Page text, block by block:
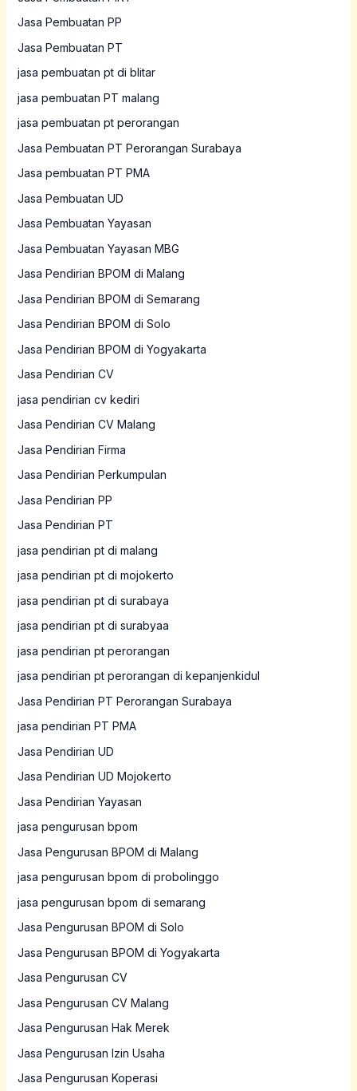
Jasa Pembuatan PP
Jasa Pembuatan PT
jasa pembuatan pt di blitar
jasa pembuatan PT malang
jasa pembuatan pt perorangan
Jasa Pembuatan PT Perorangan Surabaya
Jasa pembuatan PT PMA
Jasa Pembuatan UD
Jasa Pembuatan Yayasan
Jasa Pembuatan Yayasan MBG
Jasa Pendirian BPOM di Malang
Jasa Pendirian BPOM di Semarang
Jasa Pendirian BPOM di Solo
Jasa Pendirian BPOM di Yogyakarta
Jasa Pendirian CV
jasa pendirian cv kediri
Jasa Pendirian CV Malang
Jasa Pendirian Firma
Jasa Pendirian Perkumpulan
Jasa Pendirian PP
Jasa Pendirian PT
jasa pendirian pt di malang
jasa pendirian pt di mojokerto
jasa pendirian pt di surabaya
jasa pendirian pt di surabyaa
jasa pendirian pt perorangan
jasa pendirian pt perorangan di kepanjenkidul
Jasa Pendirian PT Perorangan Surabaya
jasa pendirian PT PMA
Jasa Pendirian UD
Jasa Pendirian UD Mojokerto
Jasa Pendirian Yayasan
jasa pengurusan bpom
Jasa Pengurusan BPOM di Malang
jasa pengurusan bpom di probolinggo
jasa pengurusan bpom di semarang
Jasa Pengurusan BPOM di Solo
Jasa Pengurusan BPOM di Yogyakarta
Jasa Pengurusan CV
Jasa Pengurusan CV Malang
Jasa Pengurusan Hak Merek
Jasa Pengurusan Izin Usaha
Jasa Pengurusan Koperasi